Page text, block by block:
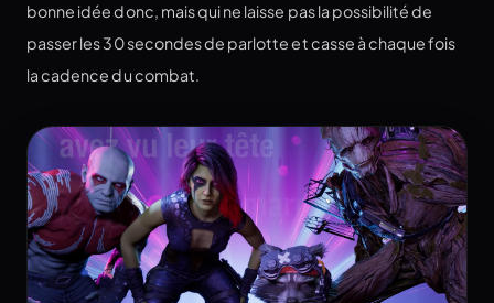
bonne idée donc, mais qui ne laisse pas la possibilité de
passer les 30 secondes de parlotte et casse à chaque fois
la cadence du combat.